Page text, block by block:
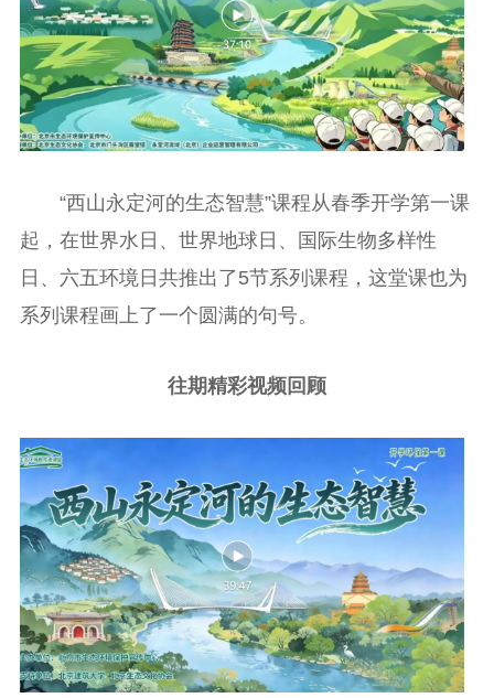
“西山永定河的生态智慧”课程从春季开学第一课
起，在世界水日、世界地球日、国际生物多样性
日、六五环境日共推出了5节系列课程，这堂课也为
系列课程画上了一个圆满的句号。
往期精彩视频回顾